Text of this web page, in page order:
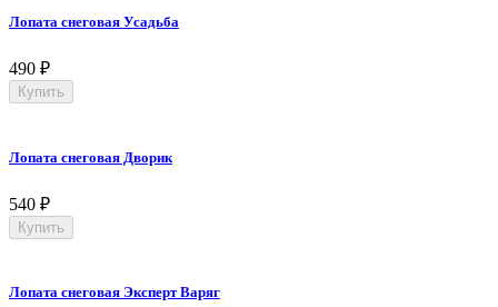
Лопата снеговая Усадьба
490 ₽
Купить
Лопата снеговая Дворик
540 ₽
Купить
Лопата снеговая Эксперт Варяг